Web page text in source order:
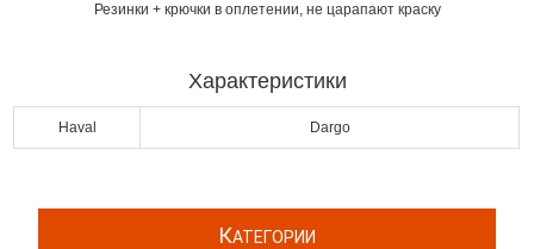
Резинки + крючки в оплетении, не царапают краску
Характеристики
Haval Dargo
КАТЕГОРИИ